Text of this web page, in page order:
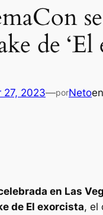
de ‘El
27, 2023—porNetoen
en Las
de El exorcista, el